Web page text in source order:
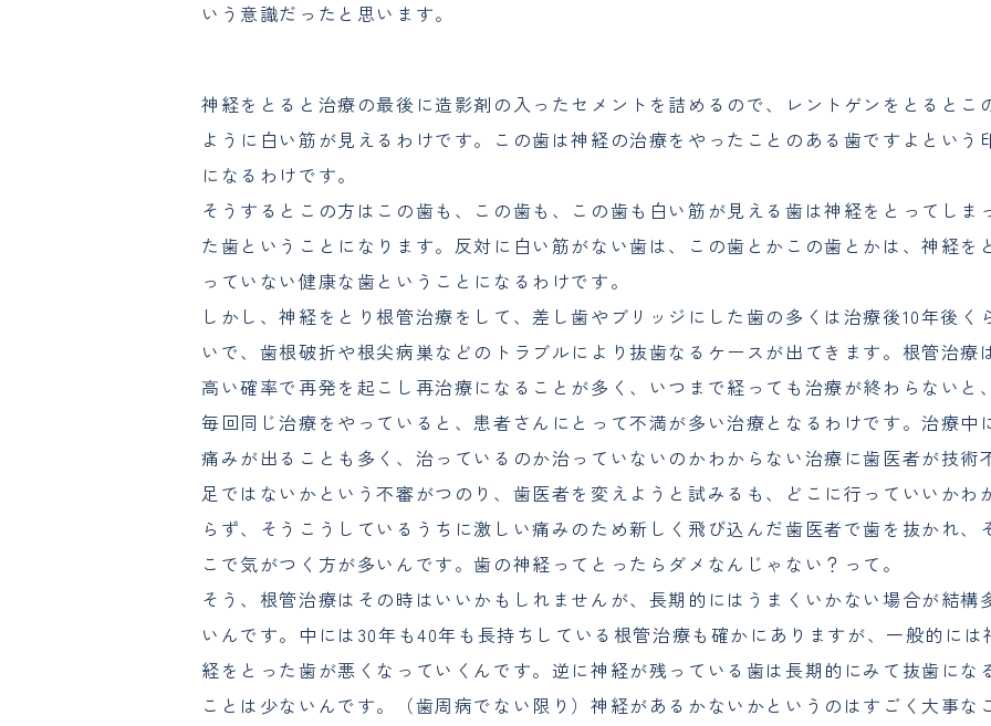
いう意識だったと思います。
神経をとると治療の最後に造影剤の入ったセメントを詰めるので、レントゲンをとるとこ
ように白い筋が見えるわけです。この歯は神経の治療をやったことのある歯ですよという
になるわけです。
そうするとこの方はこの歯も、この歯も、この歯も白い筋が見える歯は神経をとってしま
た歯ということになります。反対に白い筋がない歯は、この歯とかこの歯とかは、神経を
っていない健康な歯ということになるわけです。
しかし、神経をとり根管治療をして、差し歯やブリッジにした歯の多くは治療後10年後く
いで、歯根破折や根尖病巣などのトラブルにより抜歯なるケースが出てきます。根管治療
高い確率で再発を起こし再治療になることが多く、いつまで経っても治療が終わらないと、
毎回同じ治療をやっていると、患者さんにとって不満が多い治療となるわけです。治療中
痛みが出ることも多く、治っているのか治っていないのかわからない治療に歯医者が技術
足ではないかという不審がつのり、歯医者を変えようと試みるも、どこに行っていいかわ
らず、そうこうしているうちに激しい痛みのため新しく飛び込んだ歯医者で歯を抜かれ、
こで気がつく方が多いんです。歯の神経ってとったらダメなんじゃない？って。
そう、根管治療はその時はいいかもしれませんが、長期的にはうまくいかない場合が結構
いんです。中には30年も40年も長持ちしている根管治療も確かにありますが、一般的には
経をとった歯が悪くなっていくんです。逆に神経が残っている歯は長期的にみて抜歯にな
ことは少ないんです。（歯周病でない限り）神経があるかないかというのはすごく大事な